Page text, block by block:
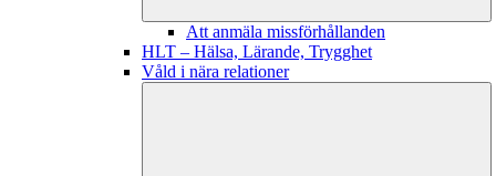
Att anmäla missförhållanden
HLT – Hälsa, Lärande, Trygghet
Våld i nära relationer